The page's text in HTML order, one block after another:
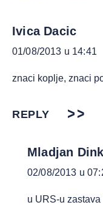
Ivica Dacic
01/08/2013 u 14:41
znaci koplje, znaci
REPLY
Mladjan
02/08/2013 u
u URS-u